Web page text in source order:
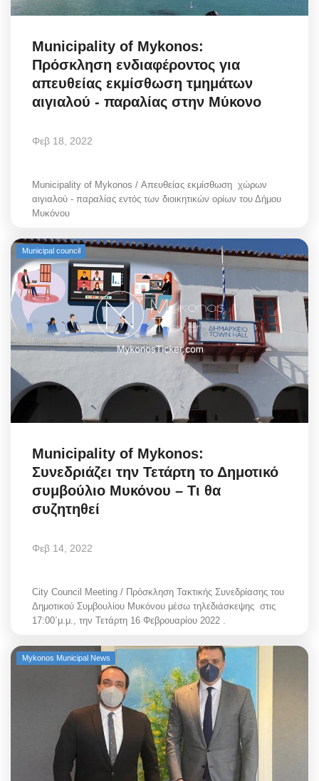
Municipality of Mykonos:
Πρόσκληση ενδιαφέροντος για
απευθείας εκμίσθωση τμημάτων
αιγιαλού - παραλίας στην Μύκονο
Φεβ 18, 2022
Municipality of Mykonos / Απευθείας εκμίσθωση χώρων
αιγιαλού - παραλίας εντός των διοικητικών ορίων του Δήμου
Μυκόνου
Municipal council
Municipality of Mykonos:
Συνεδριάζει την Τετάρτη το Δημοτικό
συμβούλιο Μυκόνου – Τι θα
συζητηθεί
Φεβ 14, 2022
City Council Meeting / Πρόσκληση Τακτικής Συνεδρίασης του
Δημοτικού Συμβουλίου Μυκόνου μέσω τηλεδιάσκεψης στις
17:00΄μ.μ., την Τετάρτη 16 Φεβρουαρίου 2022 .
Mykonos Municipal News